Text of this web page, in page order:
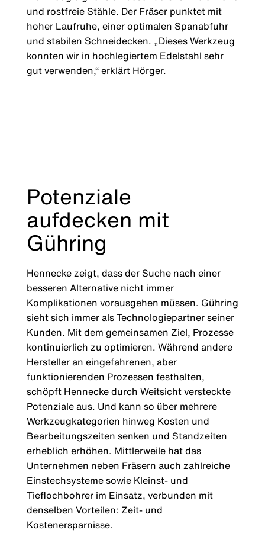
und rostfreie Stähle. Der Fräser punktet mit
hoher Laufruhe, einer optimalen Spanabfuhr
und stabilen Schneidecken. „Dieses Werkzeug
konnten wir in hochlegiertem Edelstahl sehr
gut verwenden,“ erklärt Hörger.
Potenziale
aufdecken mit
Gühring
Hennecke zeigt, dass der Suche nach einer
besseren Alternative nicht immer
Komplikationen vorausgehen müssen. Gühring
sieht sich immer als Technologiepartner seiner
Kunden. Mit dem gemeinsamen Ziel, Prozesse
kontinuierlich zu optimieren. Während andere
Hersteller an eingefahrenen, aber
funktionierenden Prozessen festhalten,
schöpft Hennecke durch Weitsicht versteckte
Potenziale aus. Und kann so über mehrere
Werkzeugkategorien hinweg Kosten und
Bearbeitungszeiten senken und Standzeiten
erheblich erhöhen. Mittlerweile hat das
Unternehmen neben Fräsern auch zahlreiche
Einstechsysteme sowie Kleinst- und
Tieflochbohrer im Einsatz, verbunden mit
denselben Vorteilen: Zeit- und
Kostenersparnisse.